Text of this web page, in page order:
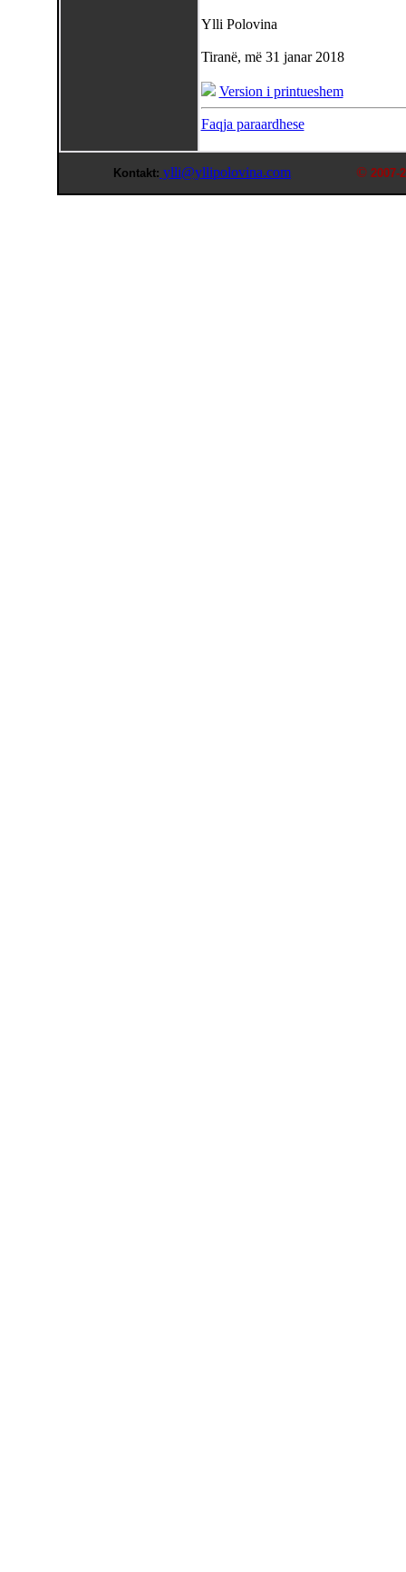
Ylli Polovina
Tiranë, më 31 janar 2018
Version i printueshem
Faqja paraardhese
Kontakt: ylli@yllipolovina.com © 2007-